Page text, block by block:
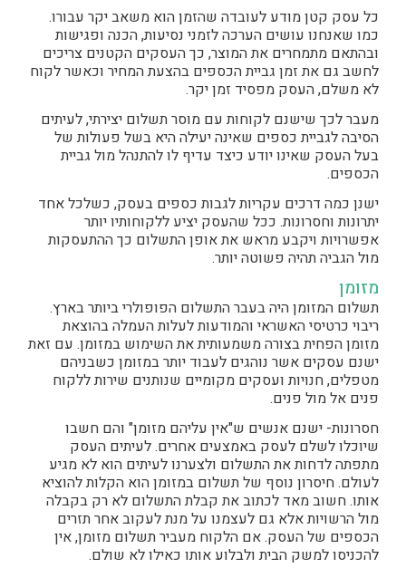
כל עסק קטן מודע לעובדה שהזמן הוא משאב יקר עבורו.
כמו שאנחנו עושים הערכה לזמני נסיעות, הכנה ופגישות
ובהתאם מתמחרים את המוצר, כך העסקים הקטנים צריכים
לחשב גם את זמן גביית הכספים בהצעת המחיר וכאשר לקוח
לא משלם, העסק מפסיד זמן יקר.
מעבר לכך שישנם לקוחות עם מוסר תשלום יצירתי, לעיתים
הסיבה לגביית כספים שאינה יעילה היא בשל פעולות של
בעל העסק שאינו יודע כיצד עדיף לו להתנהל מול גביית
הכספים.
ישנן כמה דרכים עקריות לגבות כספים בעסק, כשלכל אחד
יתרונות וחסרונות. ככל שהעסק יציע ללקוחותיו יותר
אפשרויות ויקבע מראש את אופן התשלום כך ההתעסקות
מול הגביה תהיה פשוטה יותר.
מזומן
תשלום המזומן היה בעבר התשלום הפופולרי ביותר בארץ.
ריבוי כרטיסי האשראי והמודעות לעלות העמלה בהוצאת
מזומן הפחית בצורה משמעותית את השימוש במזומן. עם זאת
ישנם עסקים אשר נוהגים לעבוד יותר במזומן כשבניהם
מטפלים, חנויות ועסקים מקומיים שנותנים שירות ללקוח
פנים אל מול פנים.
חסרונות- ישנם אנשים ש"אין עליהם מזומן" והם חשבו
שיוכלו לשלם לעסק באמצעים אחרים. לעיתים העסק
מתפתה לדחות את התשלום ולצערנו לעיתים הוא לא מגיע
לעולם. חיסרון נוסף של תשלום במזומן הוא הקלות להוציא
אותו. חשוב מאד לכתוב את קבלת התשלום לא רק בקבלה
מול הרשויות אלא גם לעצמנו על מנת לעקוב אחר תזרים
הכספים של העסק. אם הלקוח מעביר תשלום מזומן, אין
להכניסו למשק הבית ולבלוע אותו כאילו לא שולם.